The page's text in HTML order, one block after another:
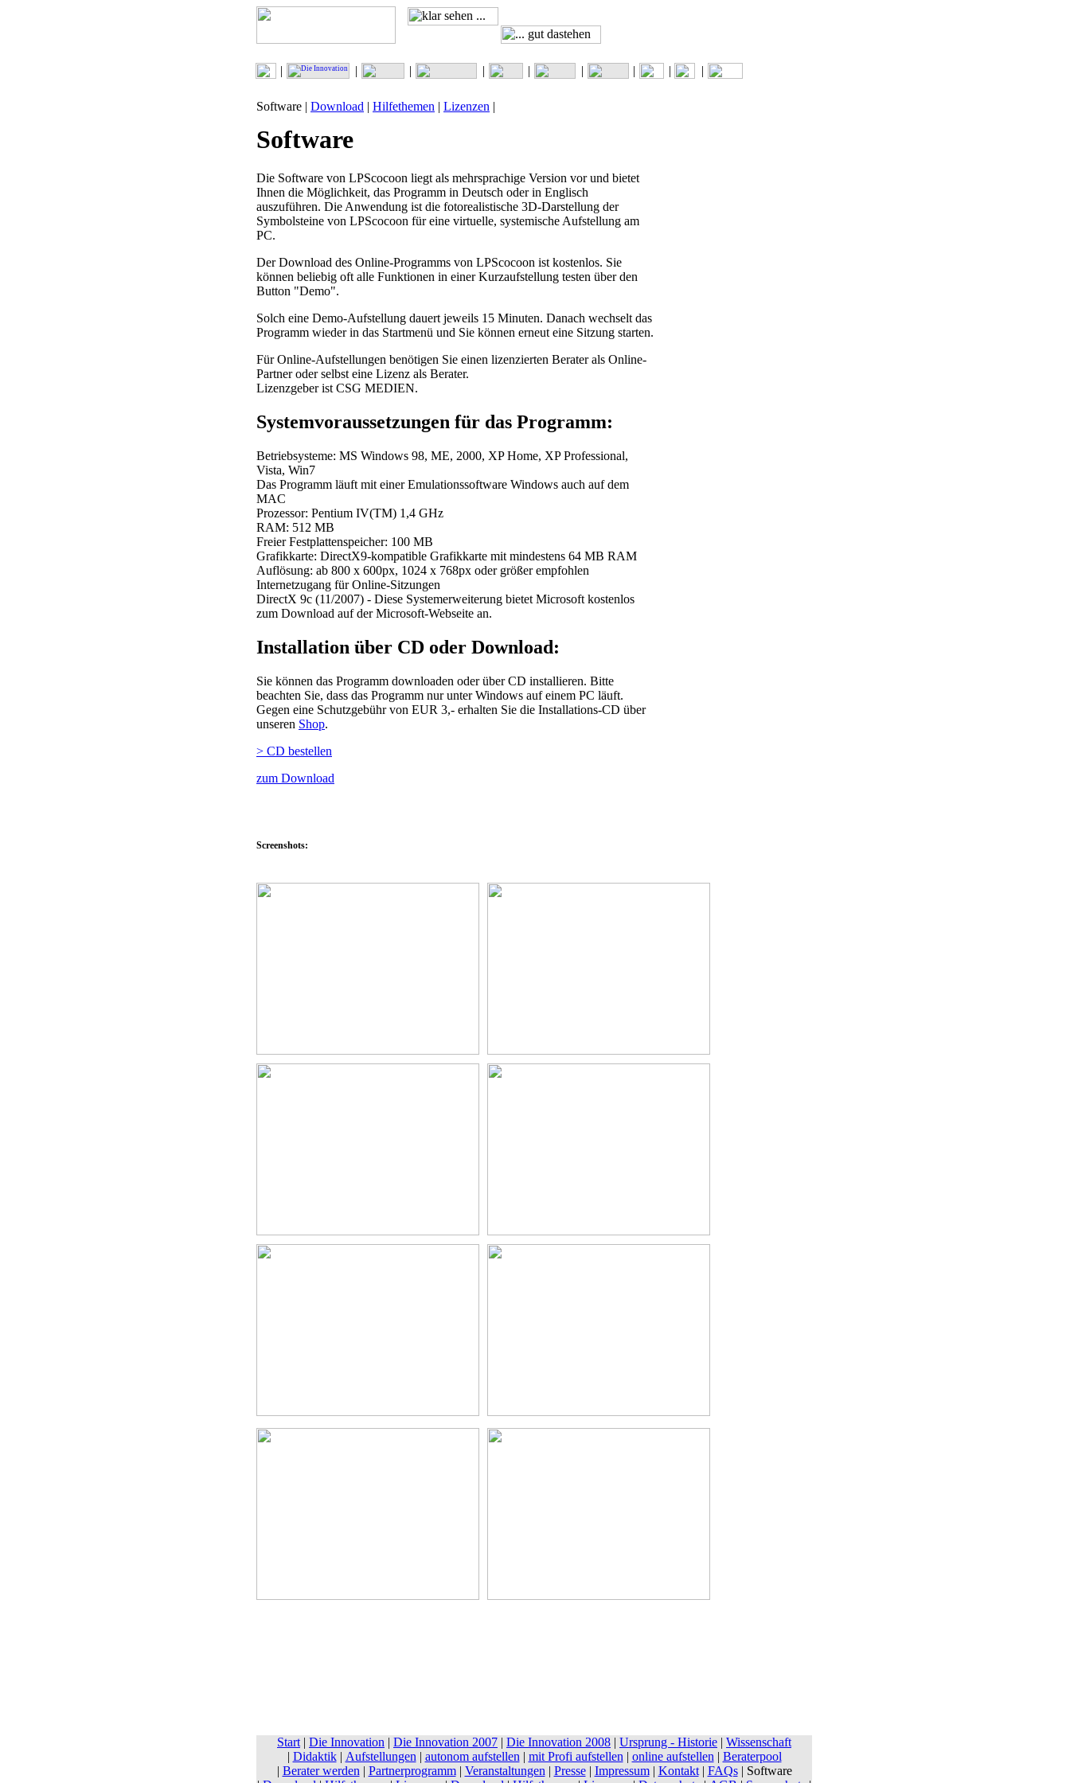
| | | | | | | | |
Software | Download | Hilfethemen | Lizenzen |
Software
Die Software von LPScocoon liegt als mehrsprachige Version vor und bietet
Ihnen die Möglichkeit, das Programm in Deutsch oder in Englisch
auszuführen. Die Anwendung ist die fotorealistische 3D-Darstellung der
Symbolsteine von LPScocoon für eine virtuelle, systemische Aufstellung am
PC.
Der Download des Online-Programms von LPScocoon ist kostenlos. Sie
können beliebig oft alle Funktionen in einer Kurzaufstellung testen über den
Button "Demo".
Solch eine Demo-Aufstellung dauert jeweils 15 Minuten. Danach wechselt das
Programm wieder in das Startmenü und Sie können erneut eine Sitzung starten.
Für Online-Aufstellungen benötigen Sie einen lizenzierten Berater als Online-
Partner oder selbst eine Lizenz als Berater.
Lizenzgeber ist CSG MEDIEN.
Systemvoraussetzungen für das Programm:
Betriebsysteme: MS Windows 98, ME, 2000, XP Home, XP Professional,
Vista, Win7
Das Programm läuft mit einer Emulationssoftware Windows auch auf dem
MAC
Prozessor: Pentium IV(TM) 1,4 GHz
RAM: 512 MB
Freier Festplattenspeicher: 100 MB
Grafikkarte: DirectX9-kompatible Grafikkarte mit mindestens 64 MB RAM
Auflösung: ab 800 x 600px, 1024 x 768px oder größer empfohlen
Internetzugang für Online-Sitzungen
DirectX 9c (11/2007) - Diese Systemerweiterung bietet Microsoft kostenlos
zum Download auf der Microsoft-Webseite an.
Installation über CD oder Download:
Sie können das Programm downloaden oder über CD installieren. Bitte
beachten Sie, dass das Programm nur unter Windows auf einem PC läuft.
Gegen eine Schutzgebühr von EUR 3,- erhalten Sie die Installations-CD über
unseren Shop.
> CD bestellen
zum Download
Screenshots:
Start | Die Innovation | Die Innovation 2007 | Die Innovation 2008 | Ursprung - Historie | Wissenschaft
| Didaktik| Aufstellungen | autonom aufstellen | mit Profi aufstellen | online aufstellen | Beraterpool
| Berater werden | Partnerprogramm| Veranstaltungen | Presse| Impressum| Kontakt| FAQs| Software